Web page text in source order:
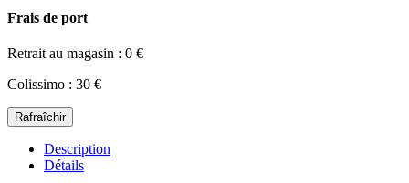
Frais de port
Retrait au magasin : 0 €
Colissimo : 30 €
Description
Détails